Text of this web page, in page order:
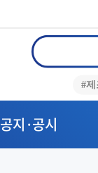
통
합
색
#제
공지·공시